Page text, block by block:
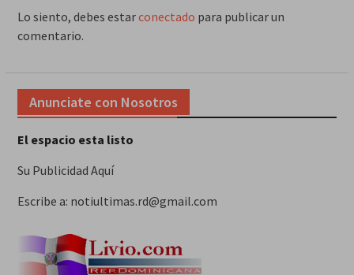
Lo siento, debes estarconectado para publicar un
comentario.
Anunciate con Nosotros
El espacio esta listo
Su Publicidad Aquí
Escribe a: notiultimas.rd@gmail.com